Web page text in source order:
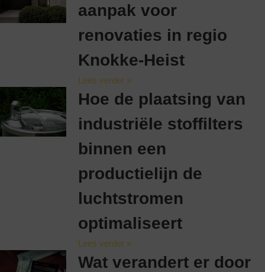
aanpak voor
renovaties in regio
Knokke-Heist
Lees verder »
Hoe de plaatsing van
industriële stoffilters
binnen een
productielijn de
luchtstromen
optimaliseert
Lees verder »
Wat verandert er door